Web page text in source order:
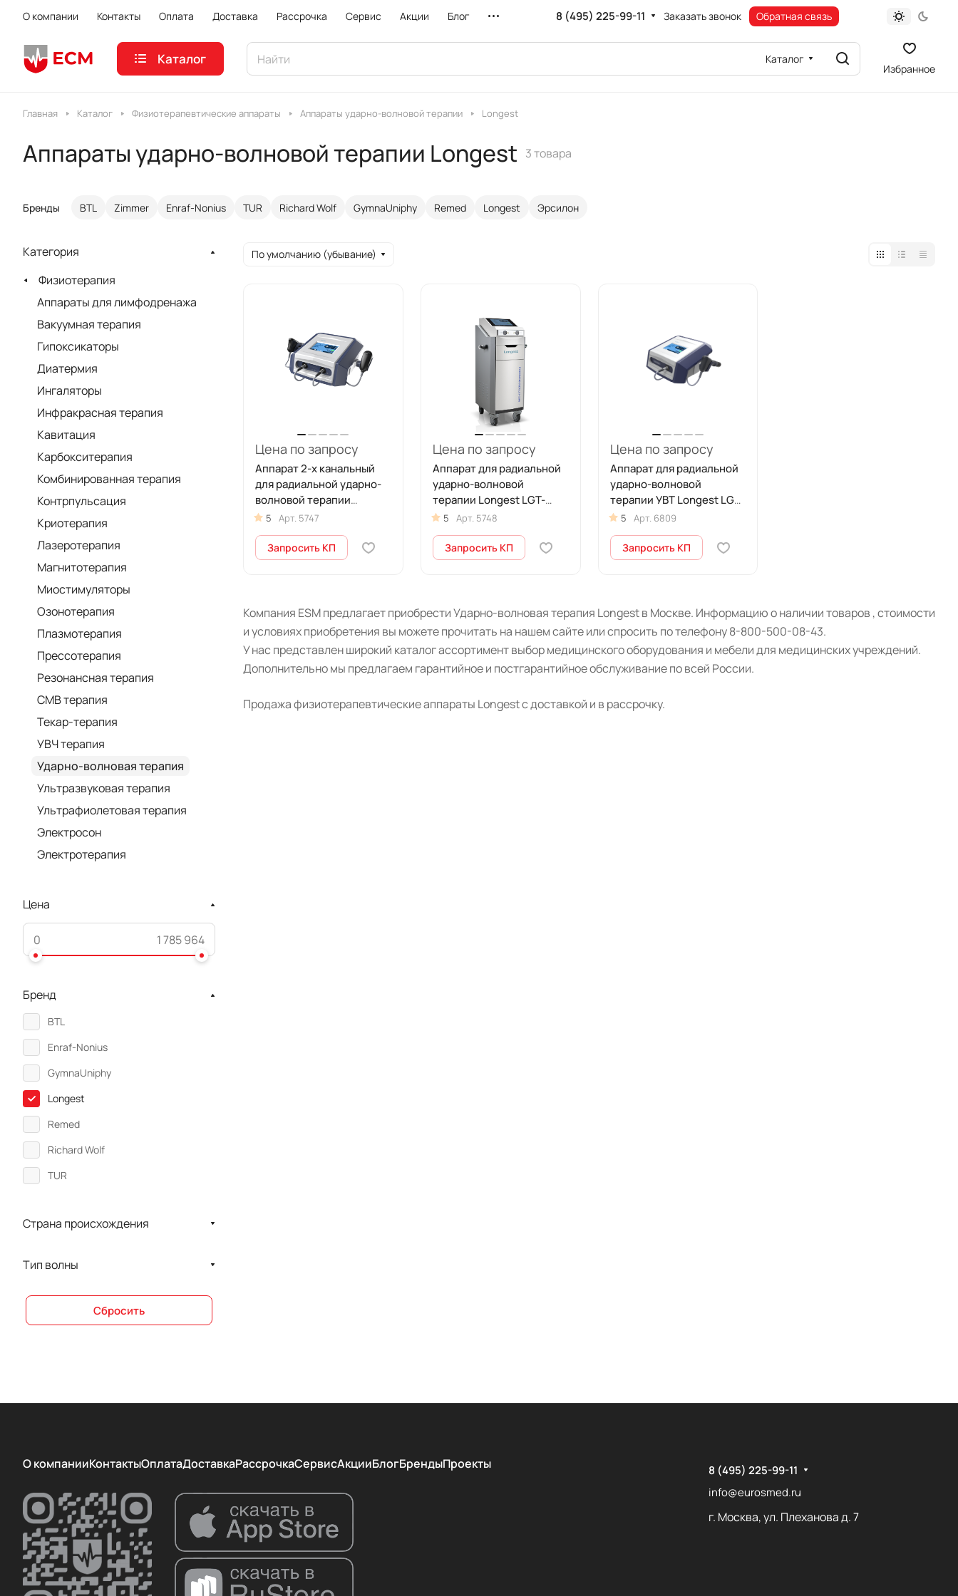
О компании Контакты Оплата Доставка Рассрочка Сервис Акции Блог 8 (495) 225-99-11 Заказать звонок Обратная связь
Каталог Каталог
Избранное
Главная Каталог Физиотерапевтические аппараты Аппараты ударно-волновой терапии Longest
Аппараты ударно-волновой терапии Longest 3 товара
Бренды BTL Zimmer Enraf-Nonius TUR Richard Wolf GymnaUniphy Remed Longest Эрсилон
По умолчанию (убывание)
Цена по запросу
Аппарат 2-х канальный
для радиальной ударно-
волновой терапии
Longest LGT-2500S Plus
5 Арт. 5747
Запросить КП
Цена по запросу
Аппарат для радиальной
ударно-волновой
терапии Longest LGT-
2510B
5 Арт. 5748
Запросить КП
Цена по запросу
Аппарат для радиальной
ударно-волновой
терапии УВТ Longest LGT-
2500S
5 Арт. 6809
Запросить КП
Компания ESM предлагает приобрести Ударно-волновая терапия Longest в Москве. Информацию о наличии товаров , стоимости
и условиях приобретения вы можете прочитать на нашем сайте или спросить по телефону 8-800-500-08-43.
У нас представлен широкий каталог ассортимент выбор медицинского оборудования и мебели для медицинских учреждений.
Дополнительно мы предлагаем гарантийное и постгарантийное обслуживание по всей России.
Продажа физиотерапевтические аппараты Longest с доставкой и в рассрочку.
Категория
Физиотерапия
Аппараты для лимфодренажа
Вакуумная терапия
Гипоксикаторы
Диатермия
Ингаляторы
Инфракрасная терапия
Кавитация
Карбокситерапия
Комбинированная терапия
Контрпульсация
Криотерапия
Лазеротерапия
Магнитотерапия
Миостимуляторы
Озонотерапия
Плазмотерапия
Прессотерапия
Резонансная терапия
СМВ терапия
Текар-терапия
УВЧ терапия
Ударно-волновая терапия
Ультразвуковая терапия
Ультрафиолетовая терапия
Электросон
Электротерапия
Цена
Бренд
BTL
Enraf-Nonius
GymnaUniphy
Longest
Remed
Richard Wolf
TUR
Эрсилон
Страна происхождения
Тип волны
Сбросить
О компанииКонтактыОплатаДоставкаРассрочкаСервисАкцииБлогБрендыПроекты
8 (495) 225-99-11
info@eurosmed.ru
г. Москва, ул. Плеханова д. 7